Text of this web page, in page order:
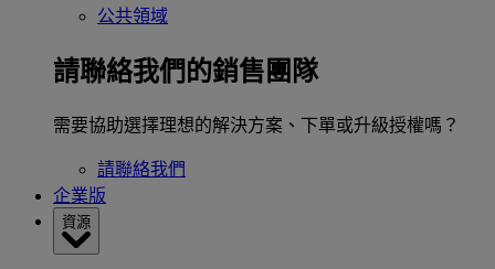
公共領域
請聯絡我們的銷售團隊
需要協助選擇理想的解決方案、下單或升級授權嗎？
請聯絡我們
企業版
資源